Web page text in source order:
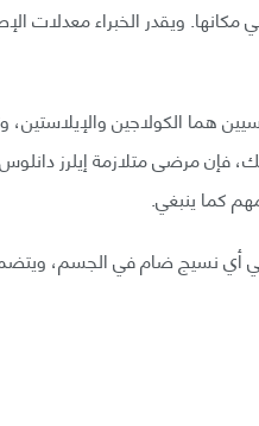
هما الكولاجين
فإن مرضى متلازمة إيلرز
كما ينبغي.
في أي نسيج ضام في الجسم،